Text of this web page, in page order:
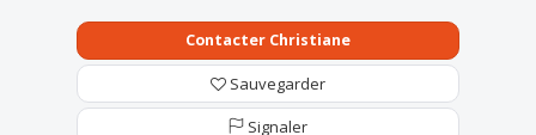
Contacter Christiane
Sauvegarder
Signaler